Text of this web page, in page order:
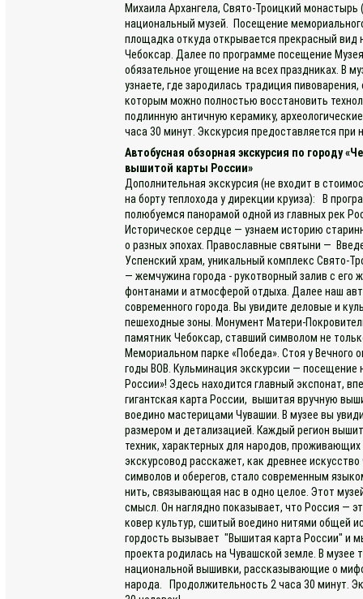
Михаила Архангела, Свято-Троицкий
национальный музей. Посещение
площадка откуда открывается прекрасный вид
Чебоксар. Далее по программе посещение
обязательное угощение на всех праздниках. В
узнаете, где зародилась традиция
которым можно полностью восстановить
подлинную античную керамику,
часа 30 минут. Экскурсия предоставляется при
Автобусная обзорная экскурсия по городу
вышитой карты России»
Дополнительная экскурсия (не входит в
на борту теплохода у дирекции круиза): В
полюбуемся панорамой одной из главных рек
Историческое сердце — узнаем историю
о разных эпохах. Православные святыни —
Успенский храм, уникальный комплекс Свято-
— жемчужина города - рукотворный залив с
фонтанами и атмосферой отдыха. Далее наш
современного города. Вы увидите деловые и
пешеходные зоны. Монумент Матери-
памятник Чебоксар, ставший символом не
Мемориальном парке «Победа». Стоя у Вечного
годы ВОВ. Кульминация экскурсии — посещение
России»! Здесь находится главный экспонат,
гигантская карта России, вышитая вручную
воедино мастерицами Чувашии. В музее вы
размером и детализацией. Каждый регион
техник, характерных для народов,
экскурсовод расскажет, как древнее
символов и оберегов, стало современным
нить, связывающая нас в одно целое. Этот
смысл. Он наглядно показывает, что Россия —
ковер культур, сшитый воедино нитями общей
гордость вызывает "Вышитая карта России" и
проекта родилась на Чувашской земле. В
национальной вышивки, рассказывающие о
народа. Продолжительность 2 часа 30 минут.